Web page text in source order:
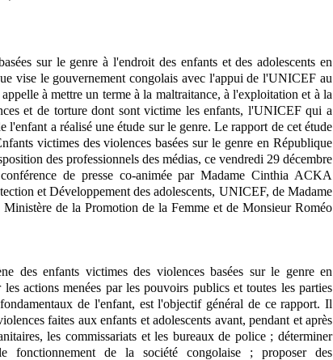
sur le genre à l'endroit des enfants et des adolescents en
vise le gouvernement congolais avec l'appui de l'UNICEF au
à mettre un terme à la maltraitance, à l'exploitation et à la
et de torture dont sont victime les enfants, l'UNICEF qui a
l'enfant a réalisé une étude sur le genre. Le rapport de cet étude
victimes des violences basées sur le genre en République
des professionnels des médias, ce vendredi 29 décembre
de presse co-animée par Madame Cinthia ACKA
et Développement des adolescents, UNICEF, de Madame
de la Promotion de la Femme et de Monsieur Roméo
des enfants victimes des violences basées sur le genre en
actions menées par les pouvoirs publics et toutes les parties
de l'enfant, est l'objectif général de ce rapport. Il
faites aux enfants et adolescents avant, pendant et après
les commissariats et les bureaux de police ; déterminer
de la société congolaise ; proposer des